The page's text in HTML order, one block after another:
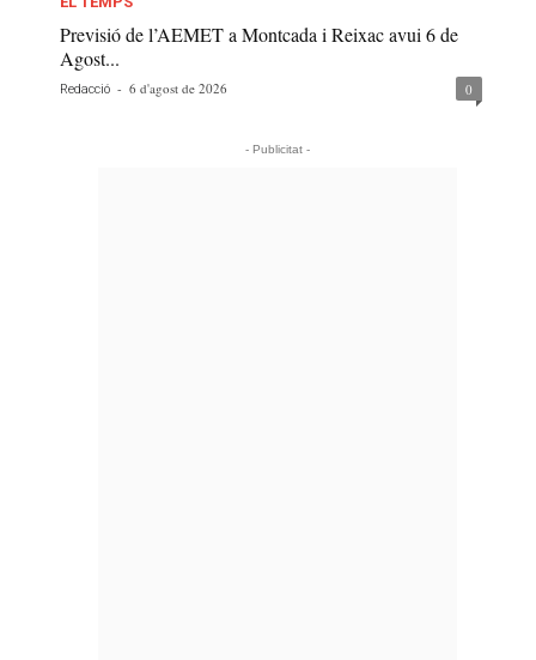
Previsió de l’AEMET a Montcada i Reixac avui 6 de
Agost...
Redacció - 6 d'agost de 2026 0
- Publicitat -